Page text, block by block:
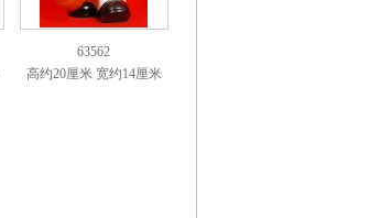
63562
高约20厘米 宽约14厘米